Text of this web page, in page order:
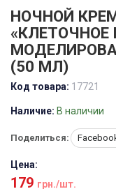
НОЧНОЙ
(50 МЛ)
Код товара: 17721
Наличие: В наличии
Поделиться:
Цена:
179 грн./шт.